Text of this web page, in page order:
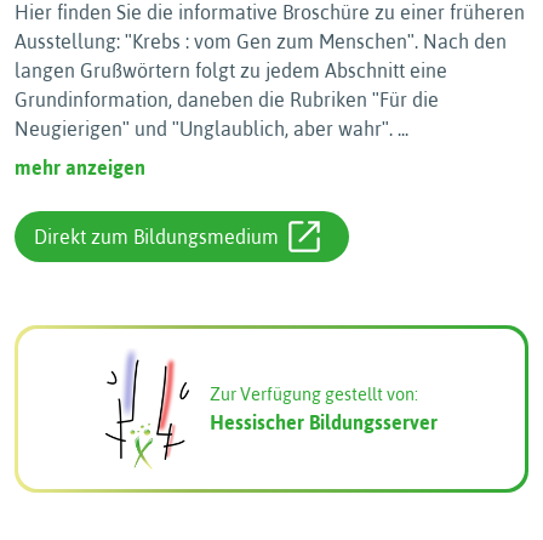
Hier finden Sie die informative Broschüre zu einer früheren
Ausstellung: ʺKrebs : vom Gen zum Menschenʺ. Nach den
langen Grußwörtern folgt zu jedem Abschnitt eine
Grundinformation, daneben die Rubriken ʺFür die
Neugierigenʺ und ʺUnglaublich, aber wahrʺ. ...
mehr anzeigen
Direkt zum Bildungsmedium
Zur Verfügung gestellt von:
Hessischer Bildungsserver